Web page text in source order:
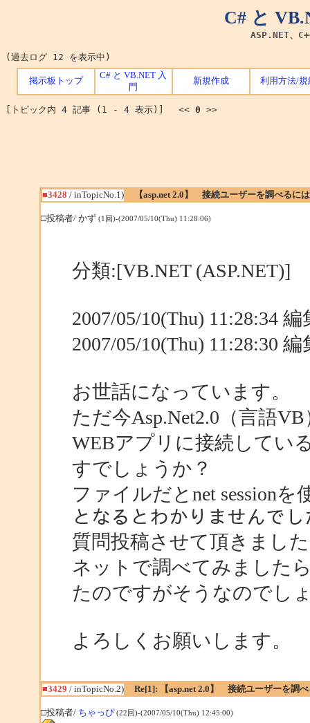
C# と
ASP.NET、
(過去ログ 12 を表示中)
掲示板トップ
C# と VB.NET 入
門
新規作成 利用方法/規
[トピック内 4 記事 (1 - 4 表示)] << 0 >>
■3428 / inTopicNo.1) 【asp.net 2.0】 接続ユーザーを調べるに
□投稿者/ かず (1回)-(2007/05/10(Thu) 11:28:06)
分類:[VB.NET (ASP.NET)]
2007/05/10(Thu) 11:28:34
2007/05/10(Thu) 11:28:30
お世話になっています。
ただ今Asp.Net2.0（言語
WEBアプリに接続してい
すでしょうか？
ファイルだとnet sessionを
となるとわかりませんで
質問投稿させて頂きまし
ネットで調べてみました
たのですがそうなのでし
よろしくお願いします。
■3429 / inTopicNo.2) Re[1]: 【asp.net 2.0】 接続ユーザーを調
□投稿者/ ちゃっぴ (22回)-(2007/05/10(Thu) 12:45:00)